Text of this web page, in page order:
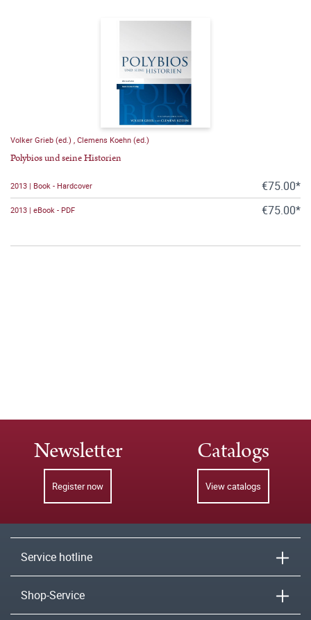
Volker Grieb (ed.) Clemens Koehn (ed.)
Polybios und seine Historien
2013 | Book - Hardcover €75.00*
2013 | eBook - PDF €75.00*
Newsletter
Register now
Catalogs
View catalogs
Service hotline
Shop-Service